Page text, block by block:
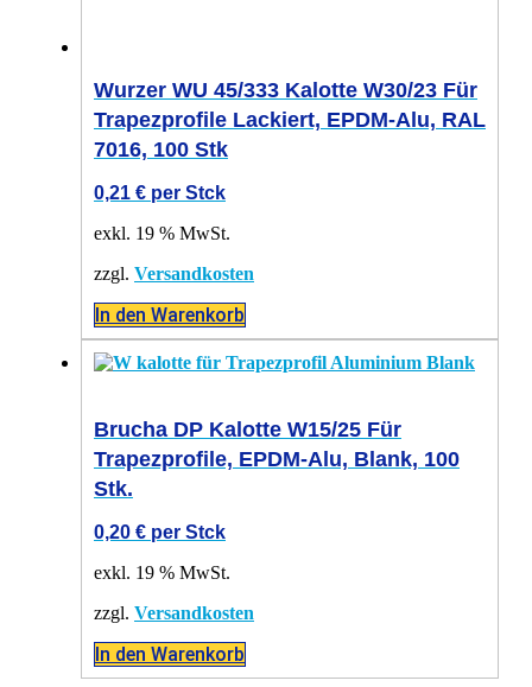
Wurzer WU 45/333 Kalotte W30/23 Für
Trapezprofile Lackiert, EPDM-Alu, RAL
7016, 100 Stk
0,21 € per Stck
exkl. 19 % MwSt.
zzgl. Versandkosten
In den Warenkorb
Brucha DP Kalotte W15/25 Für
Trapezprofile, EPDM-Alu, Blank, 100
Stk.
0,20 € per Stck
exkl. 19 % MwSt.
zzgl. Versandkosten
In den Warenkorb